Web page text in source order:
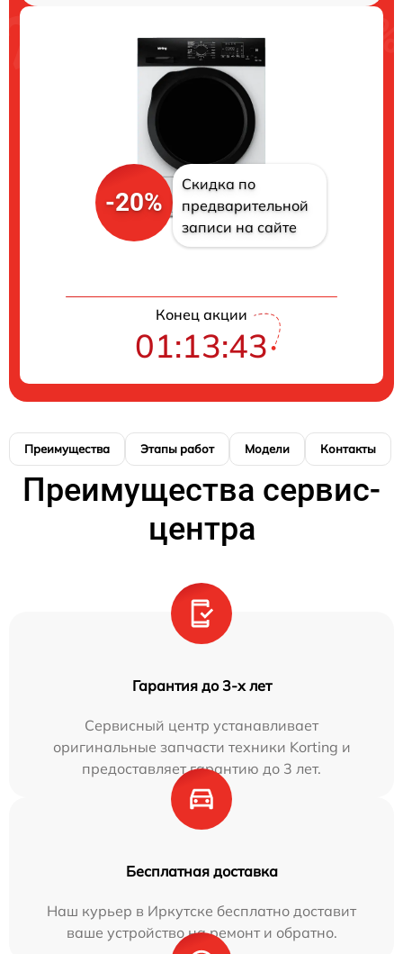
-20%
Скидка по
предварительной
записи на сайте
Конец акции
01:13:42
Преимущества Этапы работ Модели Контакты
Преимущества сервис-
центра
Гарантия до 3-х лет
Сервисный центр устанавливает
оригинальные запчасти техники Korting и
предоставляет гарантию до 3 лет.
Бесплатная доставка
Наш курьер в Иркутске бесплатно доставит
ваше устройство на ремонт и обратно.